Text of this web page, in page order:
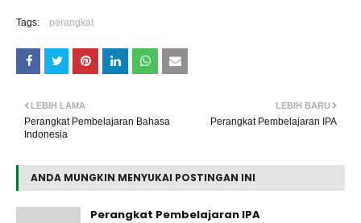
Tags: perangkat
LEBIH BARU
Perangkat Pembelajaran IPA
LEBIH LAMA
Perangkat Pembelajaran Bahasa
Indonesia
ANDA MUNGKIN MENYUKAI POSTINGAN INI
Perangkat Pembelajaran IPA